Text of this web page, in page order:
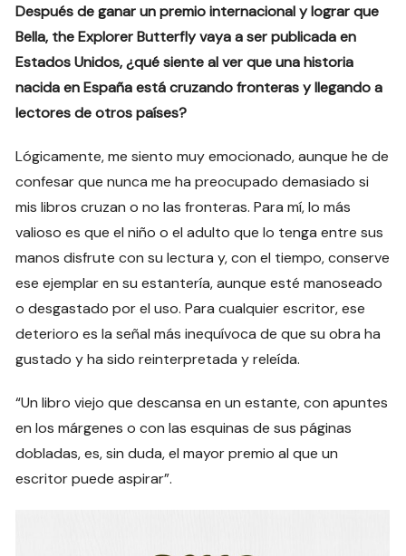
Después de ganar un premio internacional y lograr que
Bella, the Explorer Butterfly vaya a ser publicada en
Estados Unidos, ¿qué siente al ver que una historia
nacida en España está cruzando fronteras y llegando a
lectores de otros países?
Lógicamente, me siento muy emocionado, aunque he de
confesar que nunca me ha preocupado demasiado si
mis libros cruzan o no las fronteras. Para mí, lo más
valioso es que el niño o el adulto que lo tenga entre sus
manos disfrute con su lectura y, con el tiempo, conserve
ese ejemplar en su estantería, aunque esté manoseado
o desgastado por el uso. Para cualquier escritor, ese
deterioro es la señal más inequívoca de que su obra ha
gustado y ha sido reinterpretada y releída.
“Un libro viejo que descansa en un estante, con apuntes
en los márgenes o con las esquinas de sus páginas
dobladas, es, sin duda, el mayor premio al que un
escritor puede aspirar”.